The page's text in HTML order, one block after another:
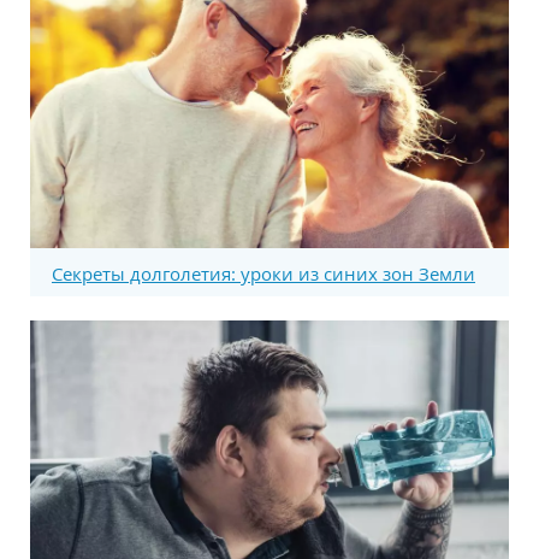
Секреты долголетия: уроки из синих зон Земли